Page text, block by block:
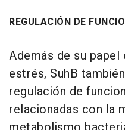
REGULACIÓN DE
Además de su papel
estrés, SuhB
regulación de
relacionadas con la